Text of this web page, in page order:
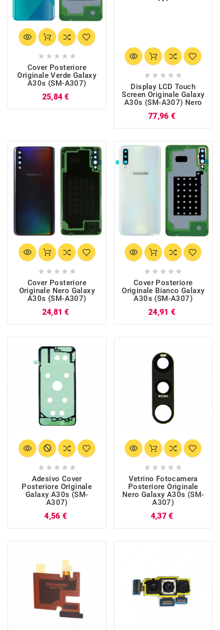
    
Cover Posteriore
Originale Verde Galaxy
A30s (SM-A307)
25,84 €
    
Display LCD Touch
Screen Originale Galaxy
A30s (SM-A307) Nero
77,96 €
    
Cover Posteriore
Originale Nero Galaxy
A30s (SM-A307)
24,81 €
    
Cover Posteriore
Originale Bianco Galaxy
A30s (SM-A307)
24,91 €
    
Adesivo Cover
Posteriore Originale
Galaxy A30s (SM-
A307)
4,56 €
    
Vetrino Fotocamera
Posteriore Originale
Nero Galaxy A30s (SM-
A307)
4,37 €